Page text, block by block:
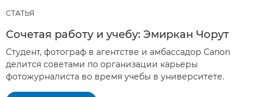
СТАТЬЯ
Сочетая работу и учебу: Эмиркан Чорут
Студент, фотограф в агентстве и амбассадор Canon
делится советами по организации карьеры
фотожурналиста во время учебы в университете.